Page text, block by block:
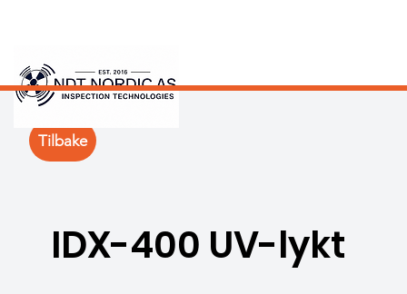
IDX-400 UV-lykt
Tilbake